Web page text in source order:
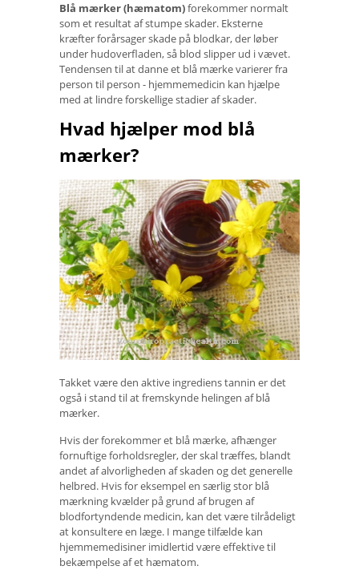
Blå mærker (hæmatom)forekommer normalt
som et resultat af stumpe skader. Eksterne
kræfter forårsager skade på blodkar, der løber
under hudoverfladen, så blod slipper ud i vævet.
Tendensen til at danne et blå mærke varierer fra
person til person - hjemmemedicin kan hjælpe
med at lindre forskellige stadier af skader.
Hvad hjælper mod blå
mærker?
Takket være den aktive ingrediens tannin er det
også i stand til at fremskynde helingen af ​​blå
mærker.
Hvis der forekommer et blå mærke, afhænger
fornuftige forholdsregler, der skal træffes, blandt
andet af alvorligheden af ​​skaden og det generelle
helbred. Hvis for eksempel en særlig stor blå
mærkning kvælder på grund af brugen af ​​
blodfortyndende medicin, kan det være tilrådeligt
at konsultere en læge. I mange tilfælde kan
hjemmemedisiner imidlertid være effektive til
bekæmpelse af et hæmatom.